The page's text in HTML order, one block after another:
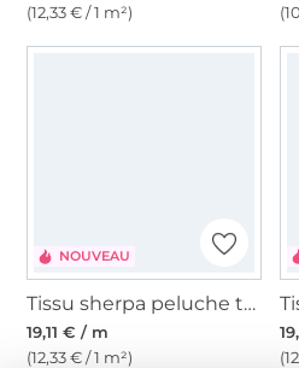
(12,33 € / 1 m²)
NOUVEAU
Tissu sherpa peluche teddy Flower Power
19,11 € / m
(12,33 € / 1 m²)